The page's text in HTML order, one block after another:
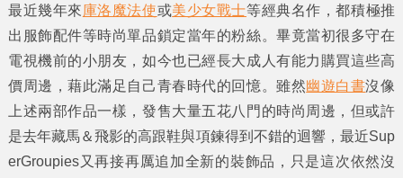
最近幾年來庫洛魔法使或美少女戰士等經典名作，都積極推
出服飾配件等時尚單品鎖定當年的粉絲。畢竟當初很多守在
電視機前的小朋友，如今也已經長大成人有能力購買這些高
價周邊，藉此滿足自己青春時代的回憶。雖然幽遊白書沒像
上述兩部作品一樣，發售大量五花八門的時尚周邊，但或許
是去年藏馬＆飛影的高跟鞋與項鍊得到不錯的迴響，最近Sup
erGroupies又再接再厲追加全新的裝飾品，只是這次依然沒